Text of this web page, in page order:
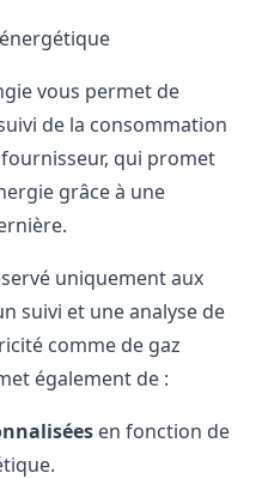
vous permet de
de la consommation
qui promet
grâce à une
uniquement aux
suivi et une analyse de
comme de gaz
également de :
en fonction de